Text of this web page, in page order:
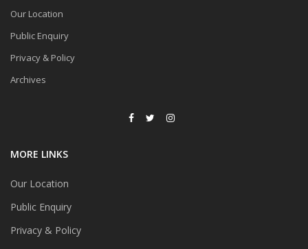
Our Location
Public Enquiry
Privacy & Policy
Archives
MORE LINKS
Our Location
Public Enquiry
Privacy & Policy